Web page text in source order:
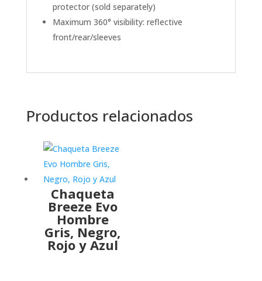
protector (sold separately)
Maximum 360° visibility: reflective
front/rear/sleeves
Productos relacionados
Chaqueta
Breeze Evo
Hombre
Gris, Negro,
Rojo y Azul